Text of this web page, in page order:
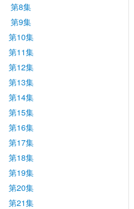
第8集
第9集
第10集
第11集
第12集
第13集
第14集
第15集
第16集
第17集
第18集
第19集
第20集
第21集